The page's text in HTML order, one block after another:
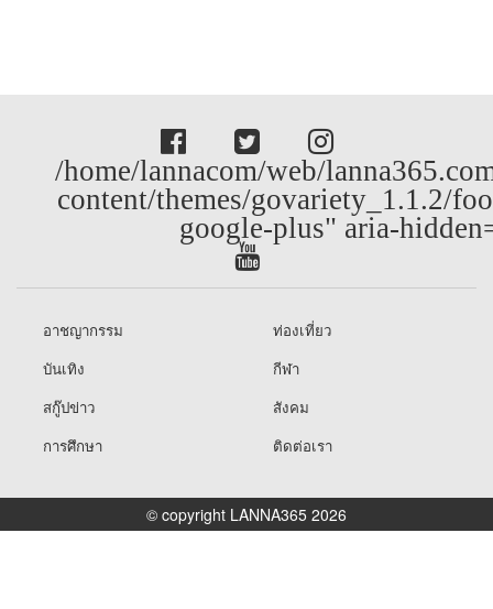
/home/lannacom/web/
content/themes/govariety_1.1.2/
google-plus" aria-
อาชญากรรม
ท่องเที่ยว
บันเทิง
กีฬา
สกู๊ปข่าว
สังคม
การศึกษา
ติดต่อเรา
© copyright LANNA365 2026